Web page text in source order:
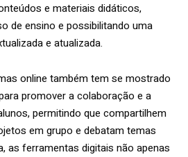
e materiais didáticos,
de ensino e possibilitando uma
e atualizada.
online também tem se mostrado
promover a colaboração e a
permitindo que compartilhem
em grupo e debatam temas
as ferramentas digitais não apenas